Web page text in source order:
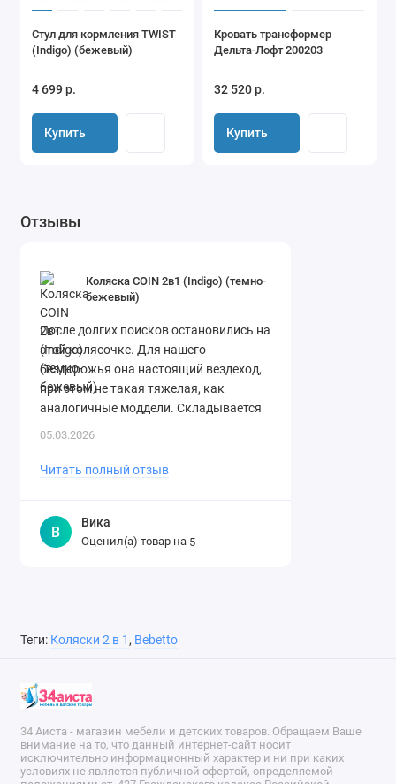
Стул для кормления TWIST
(Indigo) (бежевый)
4 699 р.
Купить
Кровать трансформер
Дельта-Лофт 200203
32 520 р.
Купить
Отзывы
Коляска COIN 2в1 (Indigo) (темно-
бежевый)
После долгих поисков остановились на
этой колясочке. Для нашего
бездорожья она настоящий вездеход,
при этом не такая тяжелая, как
аналогичные моддели. Складывается
легко. Спасибо огромное магазину за ..
05.03.2026
Читать полный отзыв
В
Вика
Оценил(а) товар на 5
Теги: Коляски 2 в 1, Bebetto
34 Аиста - магазин мебели и детских товаров. Обращаем Ваше
внимание на то, что данный интернет-сайт носит
исключительно информационный характер и ни при каких
условиях не является публичной офертой, определяемой